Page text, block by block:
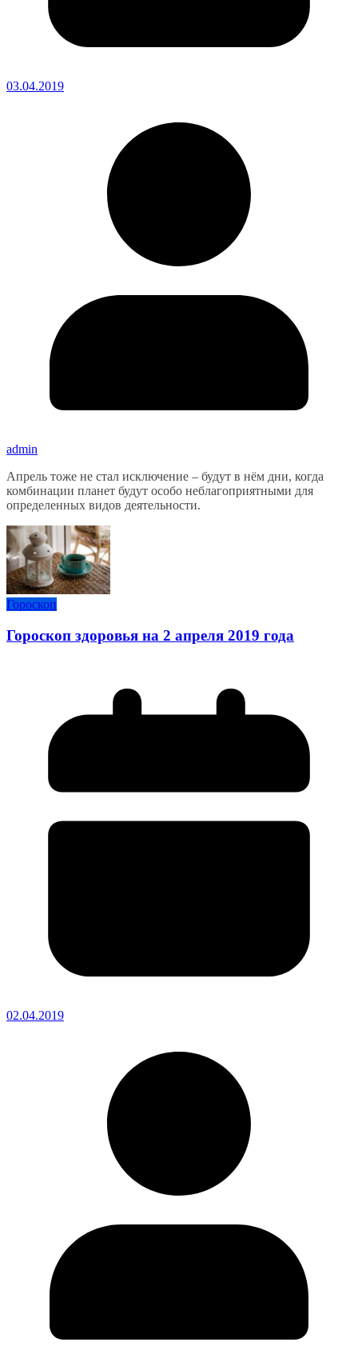
03.04.2019
admin
Апрель тоже не стал исключение – будут в нём дни, когда
комбинации планет будут особо неблагоприятными для
определенных видов деятельности.
Гороскоп
Гороскоп здоровья на 2 апреля 2019 года
02.04.2019